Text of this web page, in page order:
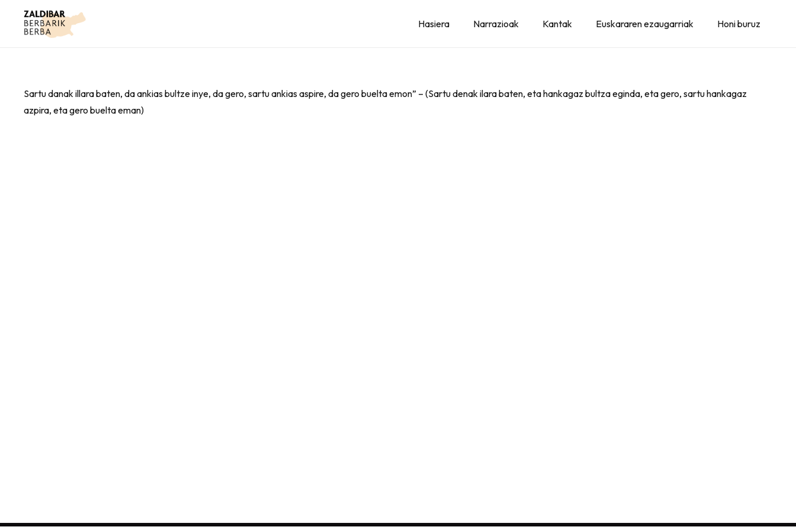
Hasiera Narrazioak Kantak Euskararen ezaugarriak Honi buruz
Sartu danak illara baten, da ankias bultze inye, da gero, sartu ankias aspire, da gero buelta emon” – (Sartu denak ilara baten, eta hankagaz bultza eginda, eta gero, sartu hankagaz
azpira, eta gero buelta eman)